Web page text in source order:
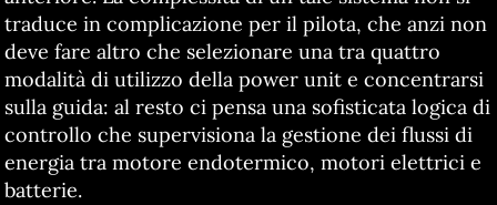
traduce in complicazione per il pilota, che anzi non
deve fare altro che selezionare una tra quattro
modalità di utilizzo della power unit e concentrarsi
sulla guida: al resto ci pensa una sofisticata logica di
controllo che supervisiona la gestione dei flussi di
energia tra motore endotermico, motori elettrici e
batterie.